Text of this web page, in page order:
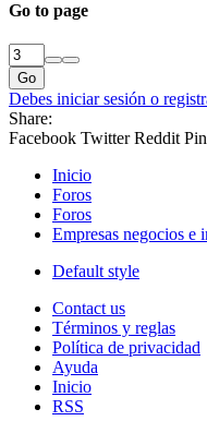
Go to page
Go
Debes iniciar sesión o
Share:
Facebook Twitter Reddit
Inicio
Foros
Foros
Empresas negocios e
Default style
Contact us
Términos y reglas
Política de privacidad
Ayuda
Inicio
RSS